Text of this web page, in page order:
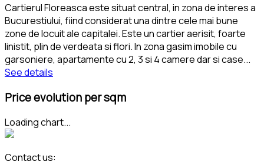
Cartierul Floreasca este situat central, in zona de interes a
Bucurestiului, fiind considerat una dintre cele mai bune
zone de locuit ale capitalei. Este un cartier aerisit, foarte
linistit, plin de verdeata si flori. In zona gasim imobile cu
garsoniere, apartamente cu 2, 3 si 4 camere dar si case...
See details
Price evolution per sqm
Loading chart...
Contact us: